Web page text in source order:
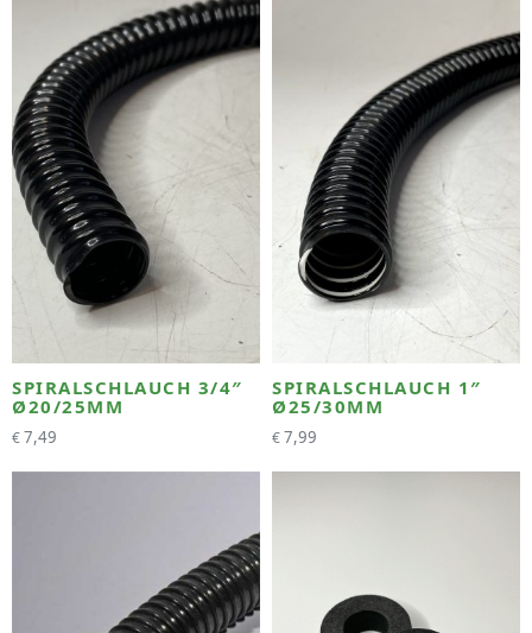
SPIRALSCHLAUCH 3/4″
Ø20/25MM
€7,49
SPIRALSCHLAUCH 1″
Ø25/30MM
€7,99